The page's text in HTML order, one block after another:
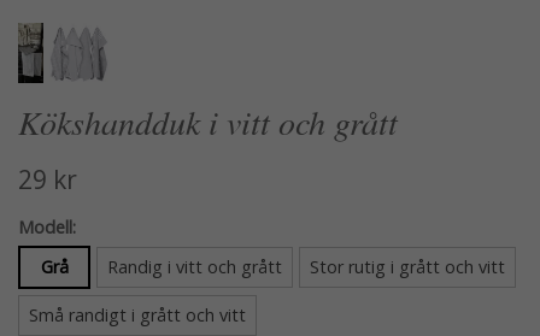
Kökshandduk i vitt och grått
29 kr
Modell:
Grå
Randig i vitt och grått Stor rutig i grått och vitt
Små randigt i grått och vitt